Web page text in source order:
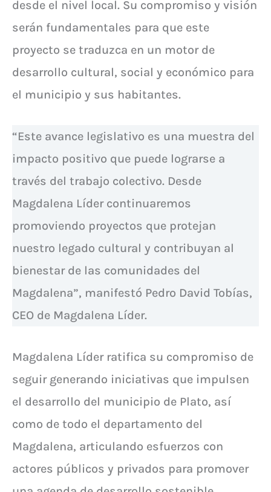
desde el nivel local. Su compromiso y visión
serán fundamentales para que este
proyecto se traduzca en un motor de
desarrollo cultural, social y económico para
el municipio y sus habitantes.
“Este avance legislativo es una muestra del
impacto positivo que puede lograrse a
través del trabajo colectivo. Desde
Magdalena Líder continuaremos
promoviendo proyectos que protejan
nuestro legado cultural y contribuyan al
bienestar de las comunidades del
Magdalena”, manifestó Pedro David Tobías,
CEO de Magdalena Líder.
Magdalena Líder ratifica su compromiso de
seguir generando iniciativas que impulsen
el desarrollo del municipio de Plato, así
como de todo el departamento del
Magdalena, articulando esfuerzos con
actores públicos y privados para promover